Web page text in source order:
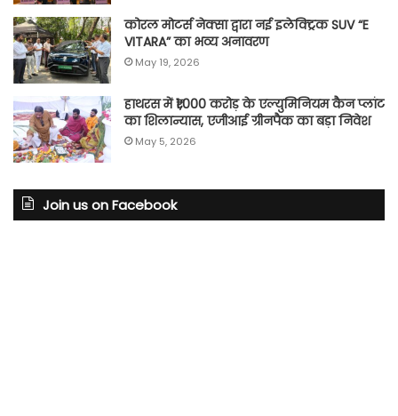
कोरल मोटर्स नेक्सा द्वारा नई इलेक्ट्रिक SUV “E
VITARA” का भव्य अनावरण
May 19, 2026
हाथरस में ₹1,000 करोड़ के एल्युमिनियम कैन प्लांट
का शिलान्यास, एजीआई ग्रीनपैक का बड़ा निवेश
May 5, 2026
Join us on Facebook